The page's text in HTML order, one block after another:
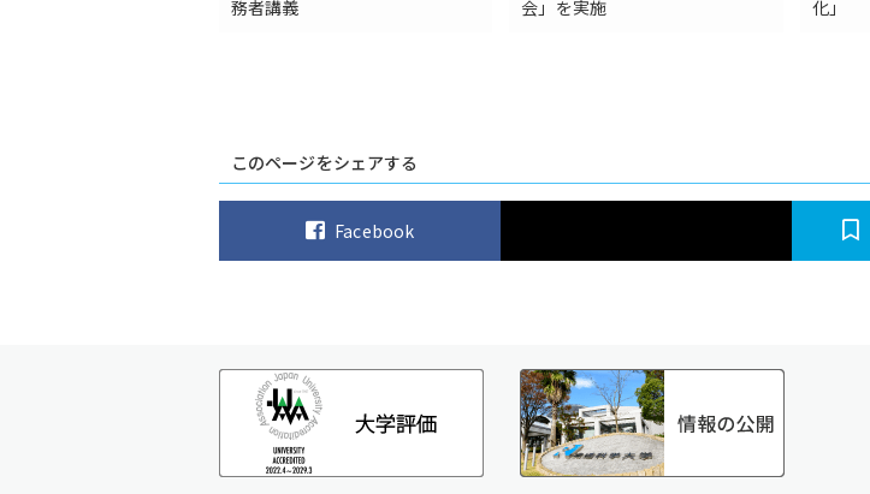
務者講義
会」を実施
化」
このページをシェアする
Facebook